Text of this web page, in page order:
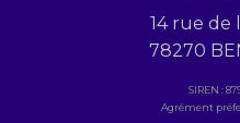
14 rue de
78270
SIREN :
Agrément